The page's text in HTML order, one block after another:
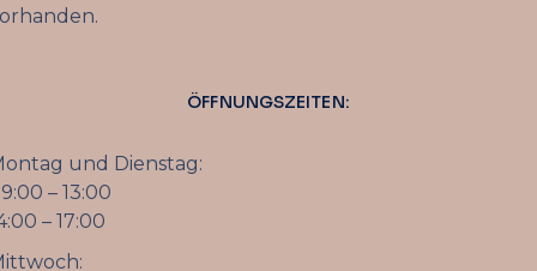
ÖFFNUNGSZEITEN:
und Dienstag:
– 13:00
– 17:00